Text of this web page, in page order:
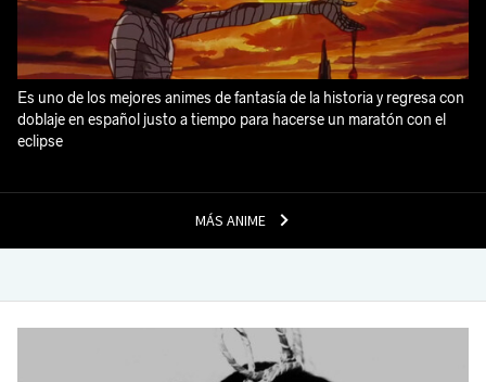
MÁS ANIME
Es uno de los mejores animes de fantasía de la historia y regresa con
doblaje en español justo a tiempo para hacerse un maratón con el
eclipse